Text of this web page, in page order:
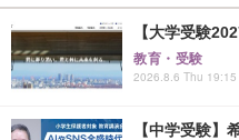
【大学受験
教育・受験
2026.8.6 Thu 19:15
【中学受験】